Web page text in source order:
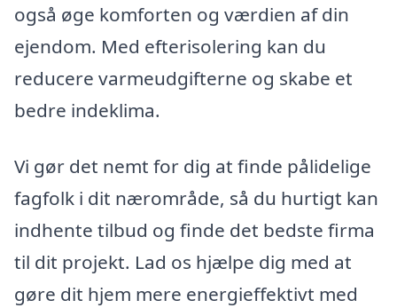
også øge komforten og værdien af din
ejendom. Med efterisolering kan du
reducere varmeudgifterne og skabe et
bedre indeklima.
Vi gør det nemt for dig at finde pålidelige
fagfolk i dit nærområde, så du hurtigt kan
indhente tilbud og finde det bedste firma
til dit projekt. Lad os hjælpe dig med at
gøre dit hjem mere energieffektivt med